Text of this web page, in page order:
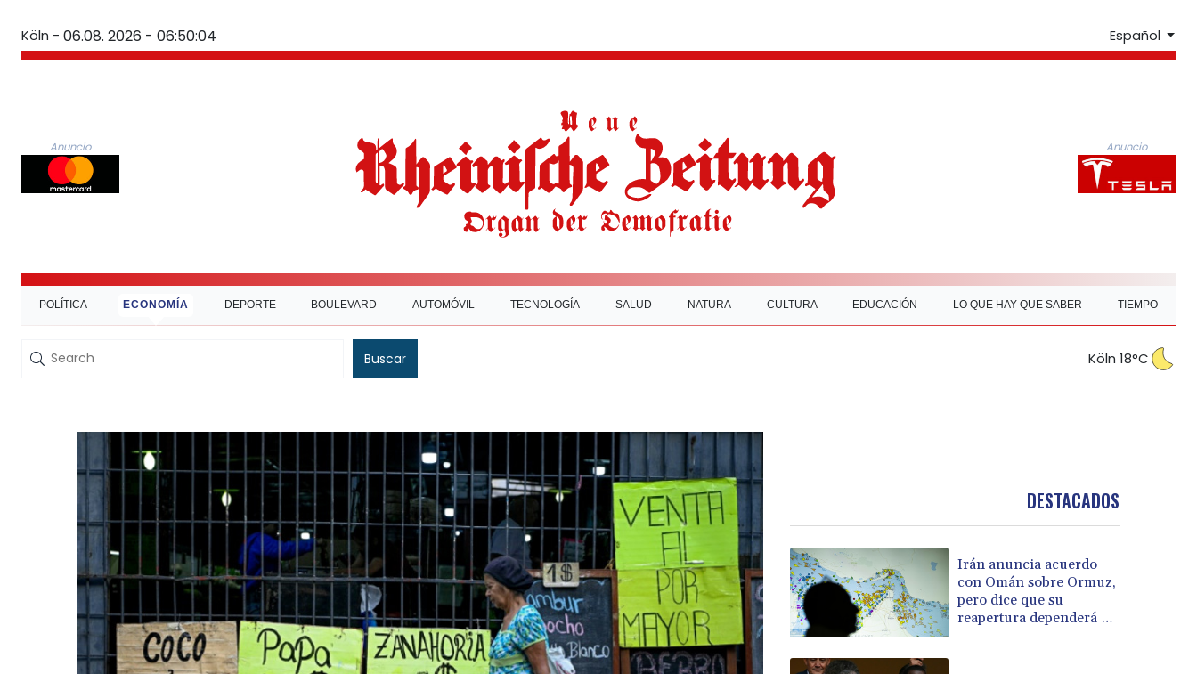
Köln - 06.08. 2026 - 06:50:05 Español
Anuncio Anuncio
POLÍTICA ECONOMÍA DEPORTE BOULEVARD AUTOMÓVIL TECNOLOGÍA SALUD NATURA CULTURA EDUCACIÓN LO QUE HAY QUE SABER TIEMPO
Buscar Köln 18°C
DESTACADOS
Irán anuncia acuerdo
con Omán sobre Ormuz,
pero dice que su
reapertura dependerá de